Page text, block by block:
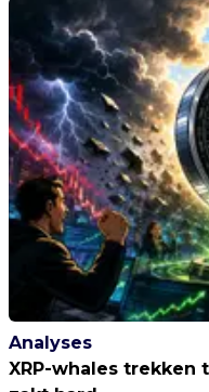
Analyses
XRP-whales trekken